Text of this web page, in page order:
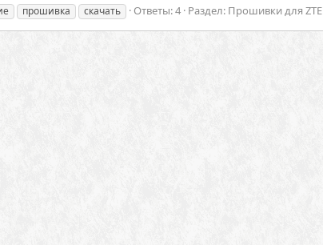
прошивка скачать Ответы: 4 Раздел: Прошивки для ZTE